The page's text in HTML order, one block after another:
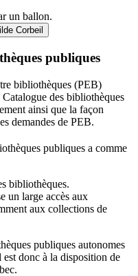
Corbeil
publiques
bibliothèques (PEB)
des bibliothèques
ainsi que la façon
demandes de PEB.
publiques a comme
bibliothèques.
un large accès aux
aux collections de
èques publiques autonomes
donc à la disposition de
bec.